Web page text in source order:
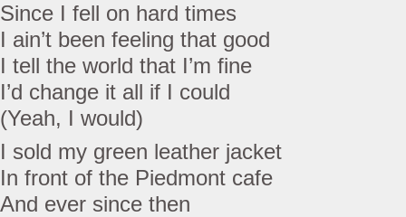
Since I fell on hard times
I ain’t been feeling that good
I tell the world that I’m fine
I’d change it all if I could
(Yeah, I would)
I sold my green leather jacket
In front of the Piedmont cafe
And ever since then